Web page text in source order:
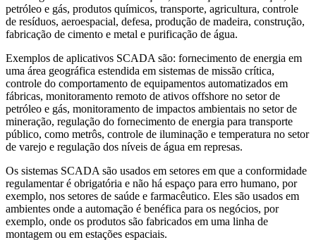
petróleo e gás, produtos químicos, transporte, agricultura, controle
de resíduos, aeroespacial, defesa, produção de madeira, construção,
fabricação de cimento e metal e purificação de água.
Exemplos de aplicativos SCADA são: fornecimento de energia em
uma área geográfica estendida em sistemas de missão crítica,
controle do comportamento de equipamentos automatizados em
fábricas, monitoramento remoto de ativos offshore no setor de
petróleo e gás, monitoramento de impactos ambientais no setor de
mineração, regulação do fornecimento de energia para transporte
público, como metrôs, controle de iluminação e temperatura no setor
de varejo e regulação dos níveis de água em represas.
Os sistemas SCADA são usados em setores em que a conformidade
regulamentar é obrigatória e não há espaço para erro humano, por
exemplo, nos setores de saúde e farmacêutico. Eles são usados em
ambientes onde a automação é benéfica para os negócios, por
exemplo, onde os produtos são fabricados em uma linha de
montagem ou em estações espaciais.